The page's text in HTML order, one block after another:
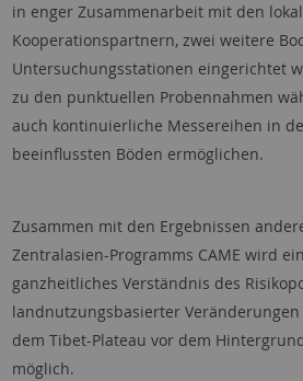
in enger Zusammenarbeit mit den
Kooperationspartnern, zwei weitere
Untersuchungsstationen eingerichtet
zu den punktuellen Probennahmen
auch kontinuierliche Messereihen in
beeinflussten Böden ermöglichen.
Zusammen mit den Ergebnissen
Zentralasien-Programms CAME wird
ganzheitliches Verständnis des
landnutzungsbasierter
dem Tibet-Plateau vor dem
möglich.